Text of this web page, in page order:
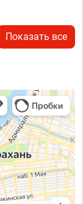
Показать все